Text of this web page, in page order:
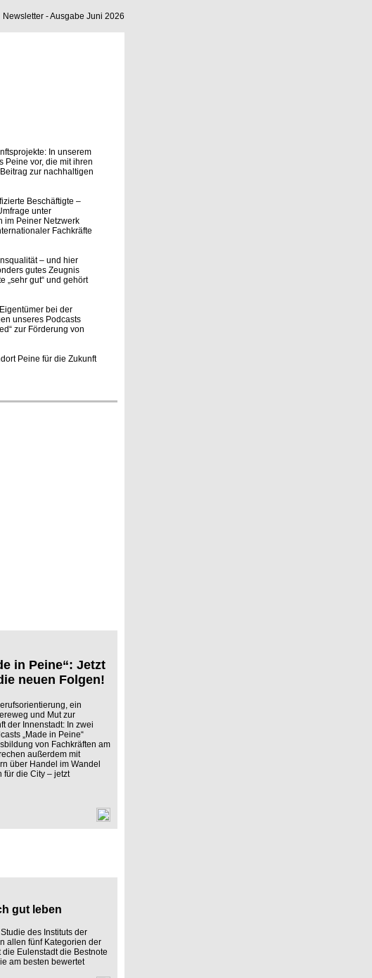
Newsletter - Ausgabe Juni 2026
In unserem
Peine vor, die mit ihren
zur nachhaltigen
Beschäftigte –
unter
im Peiner Netzwerk
Fachkräfte
– und hier
gutes Zeugnis
„sehr gut“ und gehört
bei der
unseres Podcasts
zur Förderung von
Peine für die Zukunft
in Peine“: Jetzt
neuen Folgen!
ein
und Mut zur
der Innenstadt: In zwei
„Made in Peine“
von Fachkräften am
außerdem mit
über Handel im Wandel
für die City – jetzt
gut leben
des Instituts der
allen fünf Kategorien der
Eulenstadt die Bestnote
am besten bewertet